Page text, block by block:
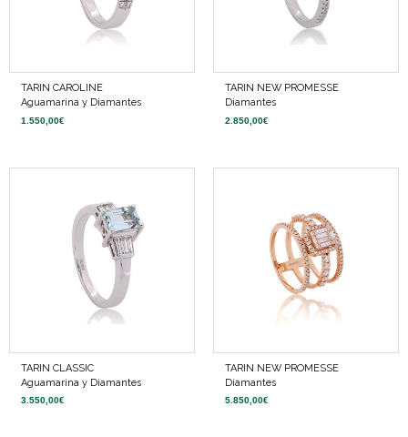
TARIN CAROLINE
Aguamarina y Diamantes
1.550,00€
TARIN NEW PROMESSE
Diamantes
2.850,00€
TARIN CLASSIC
Aguamarina y Diamantes
3.550,00€
TARIN NEW PROMESSE
Diamantes
5.850,00€